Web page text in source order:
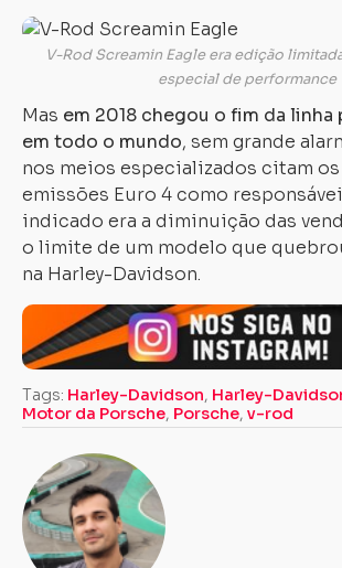
V-Rod Screamin Eagle era edição
especial de performance
Mas em 2018 chegou o fim da linha
em todo o mundo, sem grande
nos meios especializados citam
emissões Euro 4 como
indicado era a diminuição das
o limite de um modelo que
na Harley-Davidson.
Tags: Harley-Davidson, Harley-
Motor da Porsche, Porsche, v-rod